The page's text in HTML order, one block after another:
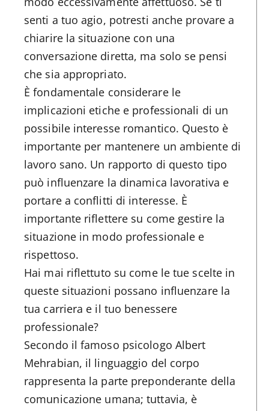
senti a tuo agio, potresti anche provare a
chiarire la situazione con una
conversazione diretta, ma solo se pensi
che sia appropriato.
È fondamentale considerare le
implicazioni etiche e professionali di un
possibile interesse romantico. Questo è
importante per mantenere un ambiente di
lavoro sano. Un rapporto di questo tipo
può influenzare la dinamica lavorativa e
portare a conflitti di interesse. È
importante riflettere su come gestire la
situazione in modo professionale e
rispettoso.
Hai mai riflettuto su come le tue scelte in
queste situazioni possano influenzare la
tua carriera e il tuo benessere
professionale?
Secondo il famoso psicologo Albert
Mehrabian, il linguaggio del corpo
rappresenta la parte preponderante della
comunicazione umana; tuttavia, è